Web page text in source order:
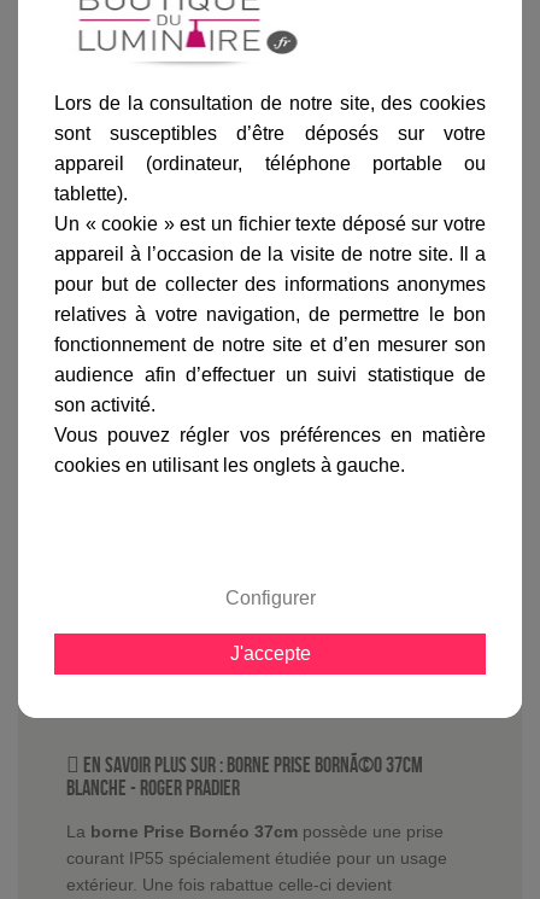
Borne Prise BornÃ©o 37cm Blanche existe dans d'autres coloris
Gris
anthracite
Bleu Vert anglais Gris métal Rouille
Ajouter au panier
avis clients
En savoir plus sur : Borne Prise BornÃ©o 37cm
Blanche - Roger Pradier
La borne Prise Bornéo 37cm possède une prise
courant IP55 spécialement étudiée pour un usage
extérieur. Une fois rabattue celle-ci devient
Lors de la consultation de notre site, des cookies
sont susceptibles d’être déposés sur votre
appareil (ordinateur, téléphone portable ou
tablette).
Un « cookie » est un fichier texte déposé sur votre
appareil à l’occasion de la visite de notre site. Il a
pour but de collecter des informations anonymes
relatives à votre navigation, de permettre le bon
fonctionnement de notre site et d’en mesurer son
audience afin d’effectuer un suivi statistique de
son activité.
Vous pouvez régler vos préférences en matière
cookies en utilisant les onglets à gauche.
Configurer
J'accepte